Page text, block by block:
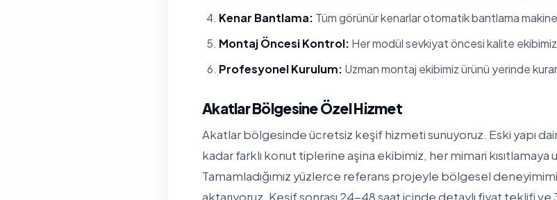
Kenar Bantlama: Tüm görünür kenarlar otomatik bantlama
Montaj Öncesi Kontrol: Her modül sevkiyat öncesi kalite
Profesyonel Kurulum: Uzman montaj ekibimiz ürünü yerinde
Akatlar Bölgesine Özel Hizmet
Akatlar bölgesinde ücretsiz keşif hizmeti sunuyoruz. Eski yapı
kadar farklı konut tiplerine aşina ekibimiz, her mimari
Tamamladığımız yüzlerce referans projeyle bölgesel